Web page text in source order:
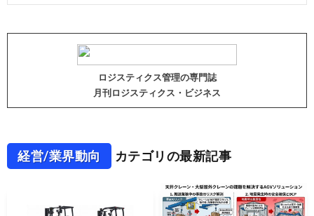
ロジスティクス管理の専門誌
月刊ロジスティクス・ビジネス
経営/業界動向 カテゴリの最新記事